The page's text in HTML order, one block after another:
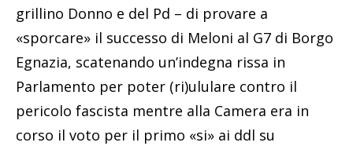
grillino Donno e del Pd – di provare a
«sporcare» il successo di Meloni al G7 di Borgo
Egnazia, scatenando un’indegna rissa in
Parlamento per poter (ri)ululare contro il
pericolo fascista mentre alla Camera era in
corso il voto per il primo «si» ai ddl su